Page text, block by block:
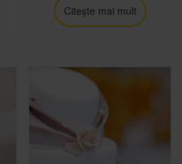
Citește mai mult